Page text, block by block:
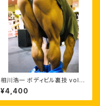
相川浩一 ボディビル裏技 vol.4
「下半身（脚）バックの仕上がり
弱点対策」
¥4,400